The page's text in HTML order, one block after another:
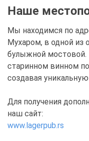
Наше
Мы находимся по
Мухаром, в одной из
булыжной мостовой.
старинном винном
создавая
Для получения
наш сайт:
www.lagerpub.rs